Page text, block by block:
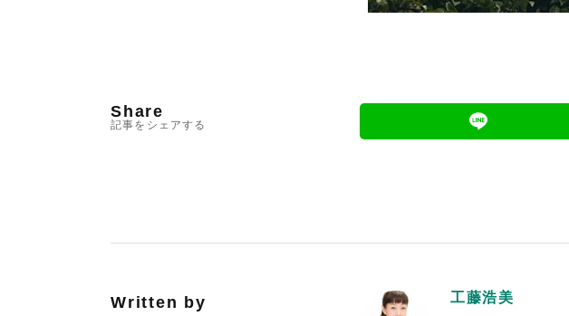
Share
記事をシェアする
Written by 工藤浩美